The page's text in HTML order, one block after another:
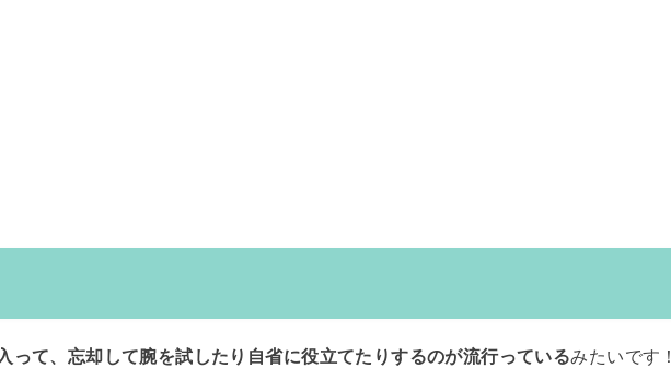
って、忘却して腕を試したり自省に役立てたりするのが流行っているみたいです！